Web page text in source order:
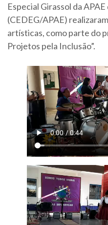
Especial Girassol da
(CEDEG/APAE)
artísticas, como parte do
Projetos pela Inclusão”.